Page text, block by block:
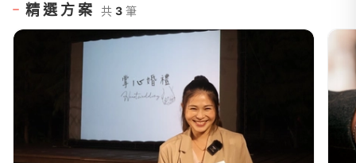
精選方案 共 3 筆